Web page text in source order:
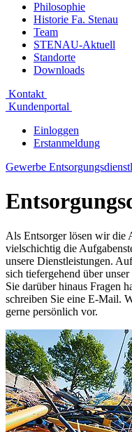
Philosophie
Historie Fa. Stenau
Team
STENAU-Aktuell
Standorte
Downloads
Kontakt
Kundenportal
Einloggen
Erstanmeldung
Gewerbe
Als Entsorger lösen wir die
vielschichtig die
unsere Dienstleistungen.
sich tiefergehend über
Sie darüber hinaus Fragen
schreiben Sie eine E-Mail.
gerne persönlich vor.